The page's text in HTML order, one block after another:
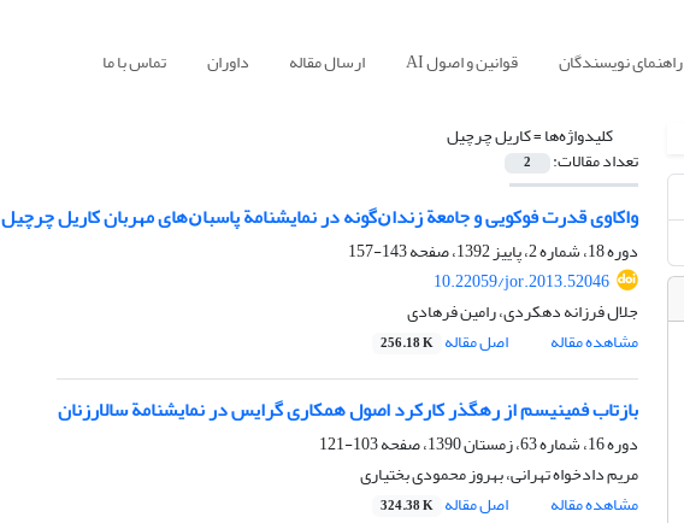
راهنمای نویسندگان قوانین و اصول AI ارسال مقاله داوران تماس با ما
کلیدواژه‌ها =کاریل چرچیل
تعداد مقالات: 2
واکاوی قدرت فوکویی و جامعة زنداﻥگونه در نمایشنامة پاسباﻥهای مهربان کاریل چرچیل
دوره 18، شماره 2، پاییز 1392، صفحه
143-157
10.22059/jor.2013.52046
جلال فرزانه دهکردی، رامین فرهادی
مشاهده مقاله
اصل مقاله 256.18 K
بازتاب فمینیسم از رهگذر کارکرد اصول همکاری گرایس در نمایشنامة سالارزنان
دوره 16، شماره 63، زمستان 1390، صفحه
103-121
مریم دادخواه تهرانی، بهروز محمودی بختیاری
مشاهده مقاله
اصل مقاله 324.38 K